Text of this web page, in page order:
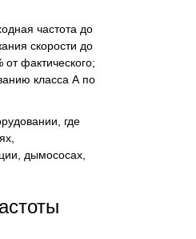
частота до
скорости до
фактического;
класса А по
где
дымососах,